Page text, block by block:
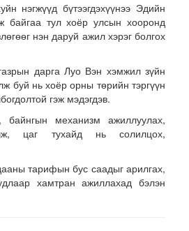
нэгжүүд бүтээгдэхүүнээ Эдийн
байгаа тул хоёр улсын хооронд
нэн даруй ажил хэрэг болгох
дарга Луо Вэн хэмжил зүйн
буй нь хоёр орны төрийн тэргүүн
гэж мэдэгдэв.
байнгын механизм ажиллуулах,
цаг тухайд нь солилцох,
тарифын бус саадыг арилгах,
хамтран ажиллахад бэлэн